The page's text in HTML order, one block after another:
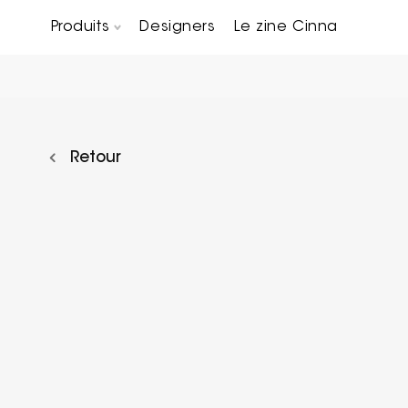
Produits Designers Le zine Cinna
Retour